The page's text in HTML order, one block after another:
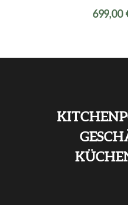
699,00